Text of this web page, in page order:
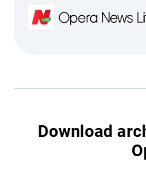
Download